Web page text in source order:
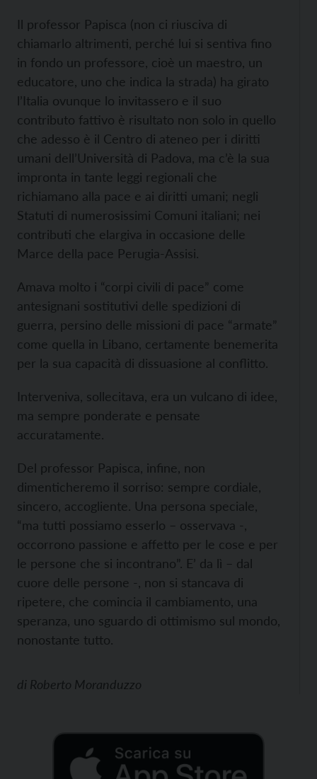
Il professor Papisca (non ci riusciva di
chiamarlo altrimenti, perché lui si sentiva fino
in fondo un professore, cioè un maestro, un
educatore, uno che indica la strada) ha girato
l’Italia ovunque lo invitassero e il suo
contributo fattivo è risultato non solo in quello
che adesso è il Centro di ateneo per i diritti
umani dell’Università di Padova, ma c’è la sua
impronta in tante leggi regionali che
richiamano alla pace e ai diritti umani; negli
Statuti di numerosissimi Comuni italiani; nei
contributi che elargiva in occasione delle
Marce della pace Perugia-Assisi.
Amava molto i “corpi civili di pace” come
antesignani sostitutivi delle spedizioni di
guerra, persino delle missioni di pace “armate”
come quella in Libano, certamente benemerita
per la sua capacità di dissuasione al conflitto.
Interveniva, sollecitava, era un vulcano di idee,
ma sempre ponderate e pensate
accuratamente.
Del professor Papisca, infine, non
dimenticheremo il sorriso: sempre cordiale,
sincero, accogliente. Una persona speciale,
“ma tutti possiamo esserlo – osservava -,
occorrono passione e affetto per le cose e per
le persone che si incontrano”. E’ da lì – dal
cuore delle persone -, non si stancava di
ripetere, che comincia il cambiamento, una
speranza, uno sguardo di ottimismo sul mondo,
nonostante tutto.
di Roberto Moranduzzo